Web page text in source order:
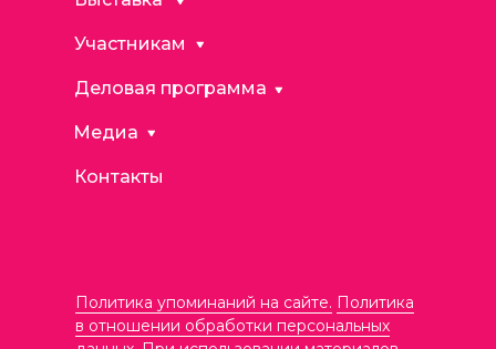
Политика упоминаний на сайте. Политика
в отношении обработки персональных
Медиа
Участникам
Контакты
Деловая программа